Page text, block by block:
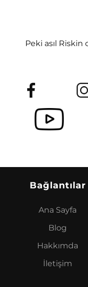
Peki asıl
Bağlantılar
Ana Sayfa
Blog
Hakkımda
İletişim